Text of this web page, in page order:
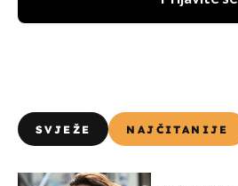
SVJEŽE NAJČITANIJE